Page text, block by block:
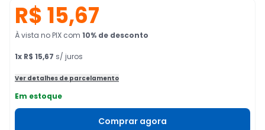
R$ 15,67
À vista no PIX com 10% de desconto
1x R$ 15,67 s/ juros
Ver detalhes de parcelamento
Em estoque
Comprar agora